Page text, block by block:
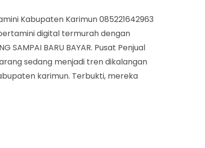
Kabupaten
Karimun
Kabupaten Karimun 085221642963
digital termurah dengan
SAMPAI BARU BAYAR. Pusat Penjual
sedang menjadi tren dikalangan
karimun. Terbukti, mereka